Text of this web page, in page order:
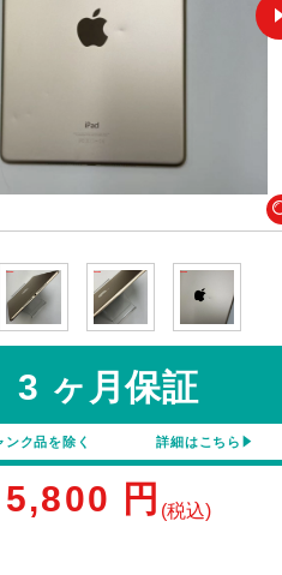
3 ヶ月保証
ク品を除く 詳細はこちら
5,800 円 (税込)